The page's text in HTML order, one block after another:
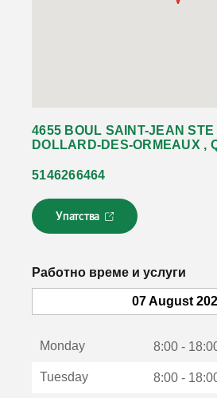
4655 BOUL SAINT-JEAN STE
DOLLARD-DES-ORMEAUX ,
5146266464
Упатства
Л
и
к
с
Работно време и услуги
07 August
Monday 8:00 -
Tuesday 8:00 -